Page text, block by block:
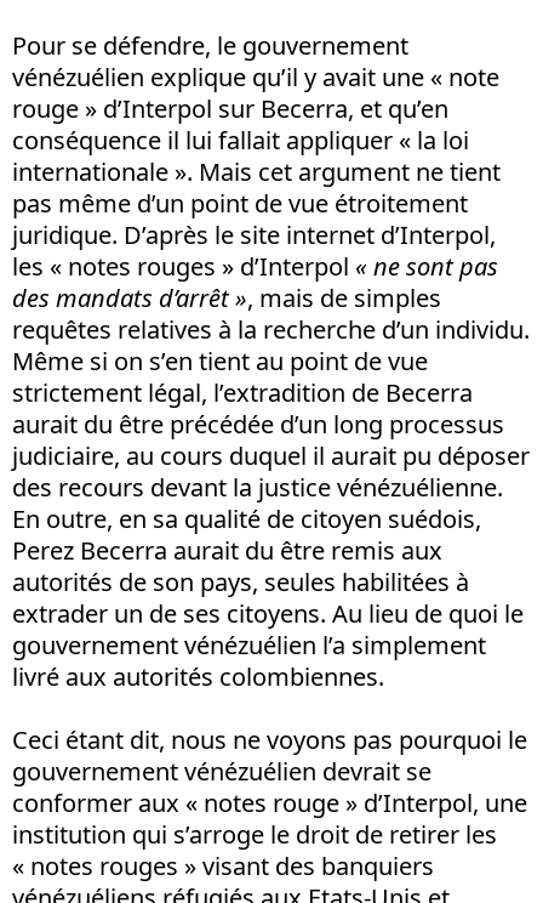
Pour se défendre, le gouvernement
vénézuélien explique qu’il y avait une « note
rouge » d’Interpol sur Becerra, et qu’en
conséquence il lui fallait appliquer « la loi
internationale ». Mais cet argument ne tient
pas même d’un point de vue étroitement
juridique. D’après le site internet d’Interpol,
les « notes rouges » d’Interpol « ne sont pas
des mandats d’arrêt », mais de simples
requêtes relatives à la recherche d’un individu.
Même si on s’en tient au point de vue
strictement légal, l’extradition de Becerra
aurait du être précédée d’un long processus
judiciaire, au cours duquel il aurait pu déposer
des recours devant la justice vénézuélienne.
En outre, en sa qualité de citoyen suédois,
Perez Becerra aurait du être remis aux
autorités de son pays, seules habilitées à
extrader un de ses citoyens. Au lieu de quoi le
gouvernement vénézuélien l’a simplement
livré aux autorités colombiennes.
Ceci étant dit, nous ne voyons pas pourquoi le
gouvernement vénézuélien devrait se
conformer aux « notes rouge » d’Interpol, une
institution qui s’arroge le droit de retirer les
« notes rouges » visant des banquiers